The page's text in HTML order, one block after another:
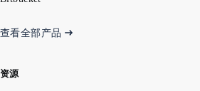
查看全部产品
资源